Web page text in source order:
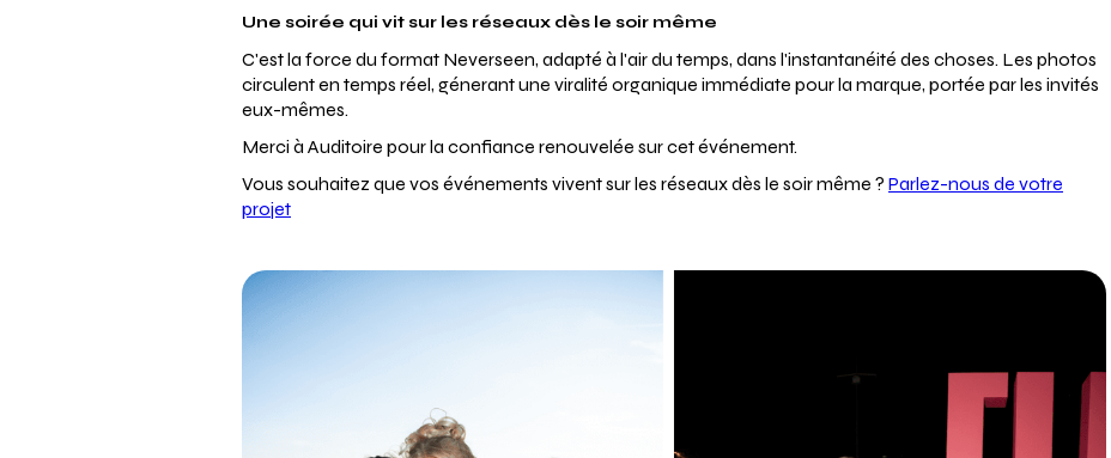
Une soirée qui vit sur les réseaux dès le soir même
C'est la force du format Neverseen, adapté à l'air du temps, dans l'instantanéité des choses. Les photos
circulent en temps réel, génerant une viralité organique immédiate pour la marque, portée par les invités
eux-mêmes.
Merci à Auditoire pour la confiance renouvelée sur cet événement.
Vous souhaitez que vos événements vivent sur les réseaux dès le soir même ? Parlez-nous de votre
projet